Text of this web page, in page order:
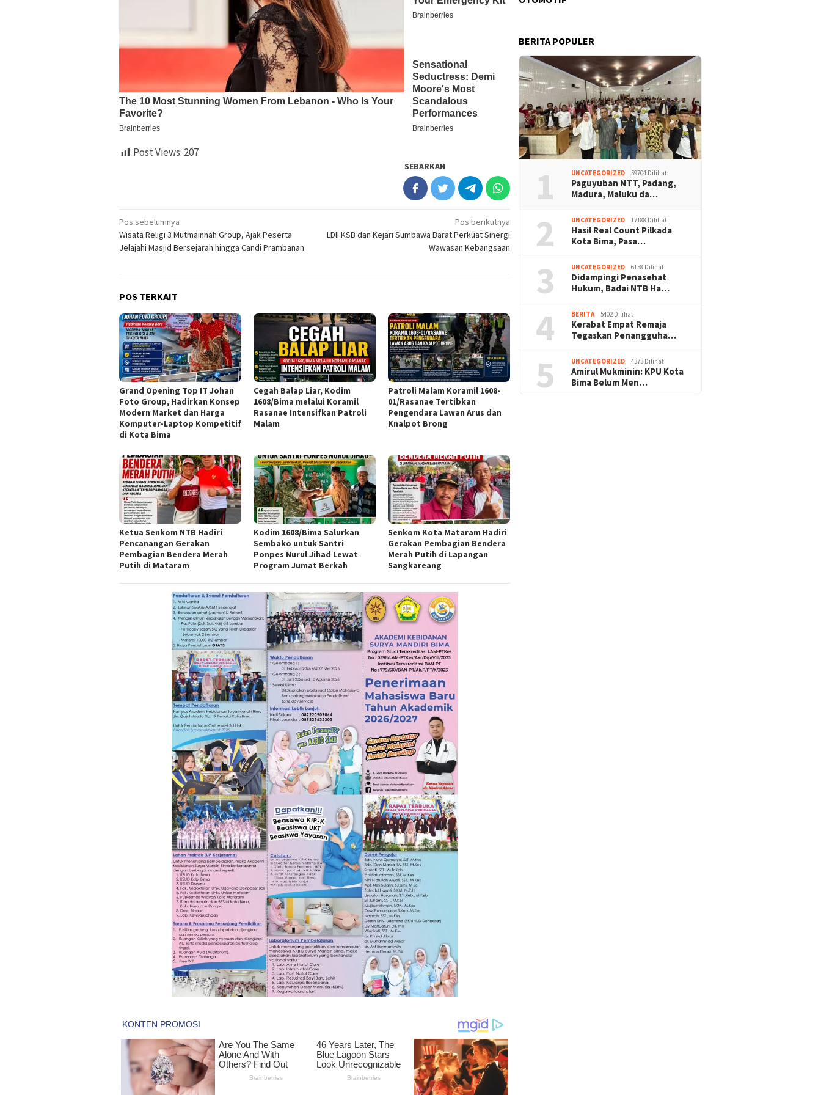
Post Views: 207
SEBARKAN
Navigasi
pos
Pos sebelumnya
Wisata Religi 3 Mutmainnah Group, Ajak Peserta
Jelajahi Masjid Bersejarah hingga Candi Prambanan
Pos berikutnya
LDII KSB dan Kejari Sumbawa Barat Perkuat Sinergi
Wawasan Kebangsaan
POS TERKAIT
Grand Opening Top IT Johan
Foto Group, Hadirkan Konsep
Modern Market dan Harga
Komputer-Laptop Kompetitif
di Kota Bima
Cegah Balap Liar, Kodim
1608/Bima melalui Koramil
Rasanae Intensifkan Patroli
Malam
Patroli Malam Koramil 1608-
01/Rasanae Tertibkan
Pengendara Lawan Arus dan
Knalpot Brong
Ketua Senkom NTB Hadiri
Pencanangan Gerakan
Pembagian Bendera Merah
Putih di Mataram
Kodim 1608/Bima Salurkan
Sembako untuk Santri
Ponpes Nurul Jihad Lewat
Program Jumat Berkah
Senkom Kota Mataram Hadiri
Gerakan Pembagian Bendera
Merah Putih di Lapangan
Sangkareang
BERITA POPULER
1 UNCATEGORIZED 59704 Dilihat
Paguyuban NTT, Padang,
Madura, Maluku da…
2 UNCATEGORIZED 17188 Dilihat
Hasil Real Count Pilkada
Kota Bima, Pasa…
3 UNCATEGORIZED 6158 Dilihat
Didampingi Penasehat
Hukum, Badai NTB Ha…
4 BERITA 5402 Dilihat
Kerabat Empat Remaja
Tegaskan Penangguha…
5 UNCATEGORIZED 4373 Dilihat
Amirul Mukminin: KPU Kota
Bima Belum Men…